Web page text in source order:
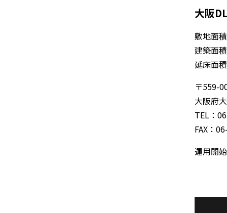
大阪
敷地面
建築面
延床面
〒559-
大阪府
TEL：
FAX：
運用開